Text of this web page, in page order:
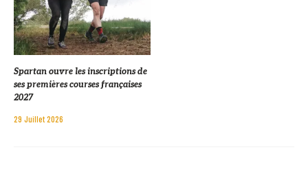
Spartan ouvre les inscriptions de
ses premières courses françaises
2027
29 Juillet 2026